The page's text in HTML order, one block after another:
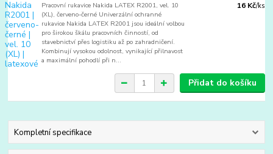
Pracovní rukavice Nakida LATEX R2001, vel. 10
(XL), červeno-černé Univerzální ochranné
rukavice Nakida LATEX R2001 jsou ideální volbou
pro širokou škálu pracovních činností, od
stavebnictví přes logistiku až po zahradničení.
Kombinují vysokou odolnost, vynikající přilnavost
a maximální pohodlí při n...
16 Kč/ks
Přidat do košíku
Kompletní specifikace